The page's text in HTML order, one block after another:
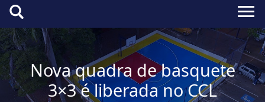
Nova quadra de basquete
3×3 é liberada no CCL